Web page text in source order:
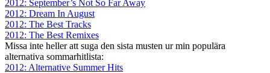
2012: September’s Not So Far Away
2012: Dream In August
2012: The Best Tracks
2012: The Best Remixes
Missa inte heller att suga den sista musten ur min populära
alternativa sommarhitlista:
2012: Alternative Summer Hits